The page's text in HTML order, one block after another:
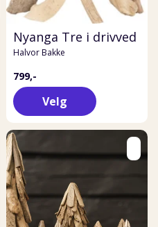
Nyanga Tre i drivved
Halvor Bakke
799,-
Velg